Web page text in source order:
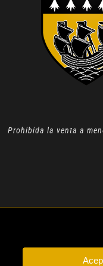
Prohibida la venta a
AVISO LEGAL| TODOS